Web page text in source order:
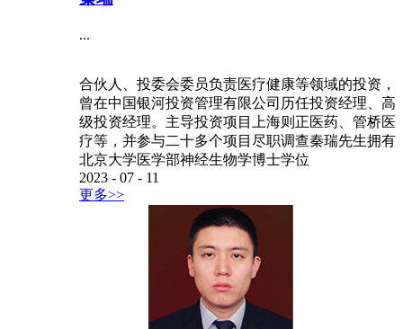
...
合伙人、投委会委员负责医疗健康等领域的投资，
曾在中国银河投资管理有限公司历任投资经理、高
级投资经理。主导投资项目上海则正医药、管桥医
疗等，并参与二十多个项目尽职调查秦瑞先生拥有
北京大学医学部神经生物学博士学位
2023 - 07 - 11
更多>>